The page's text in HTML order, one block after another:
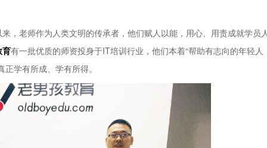
老师作为人类文明的传承者，他们赋人以能，用心、用责成就学员
育有一批优质的师资投身于IT培训行业，他们本着“帮助有志向的年轻人
学有所成、学有所得。